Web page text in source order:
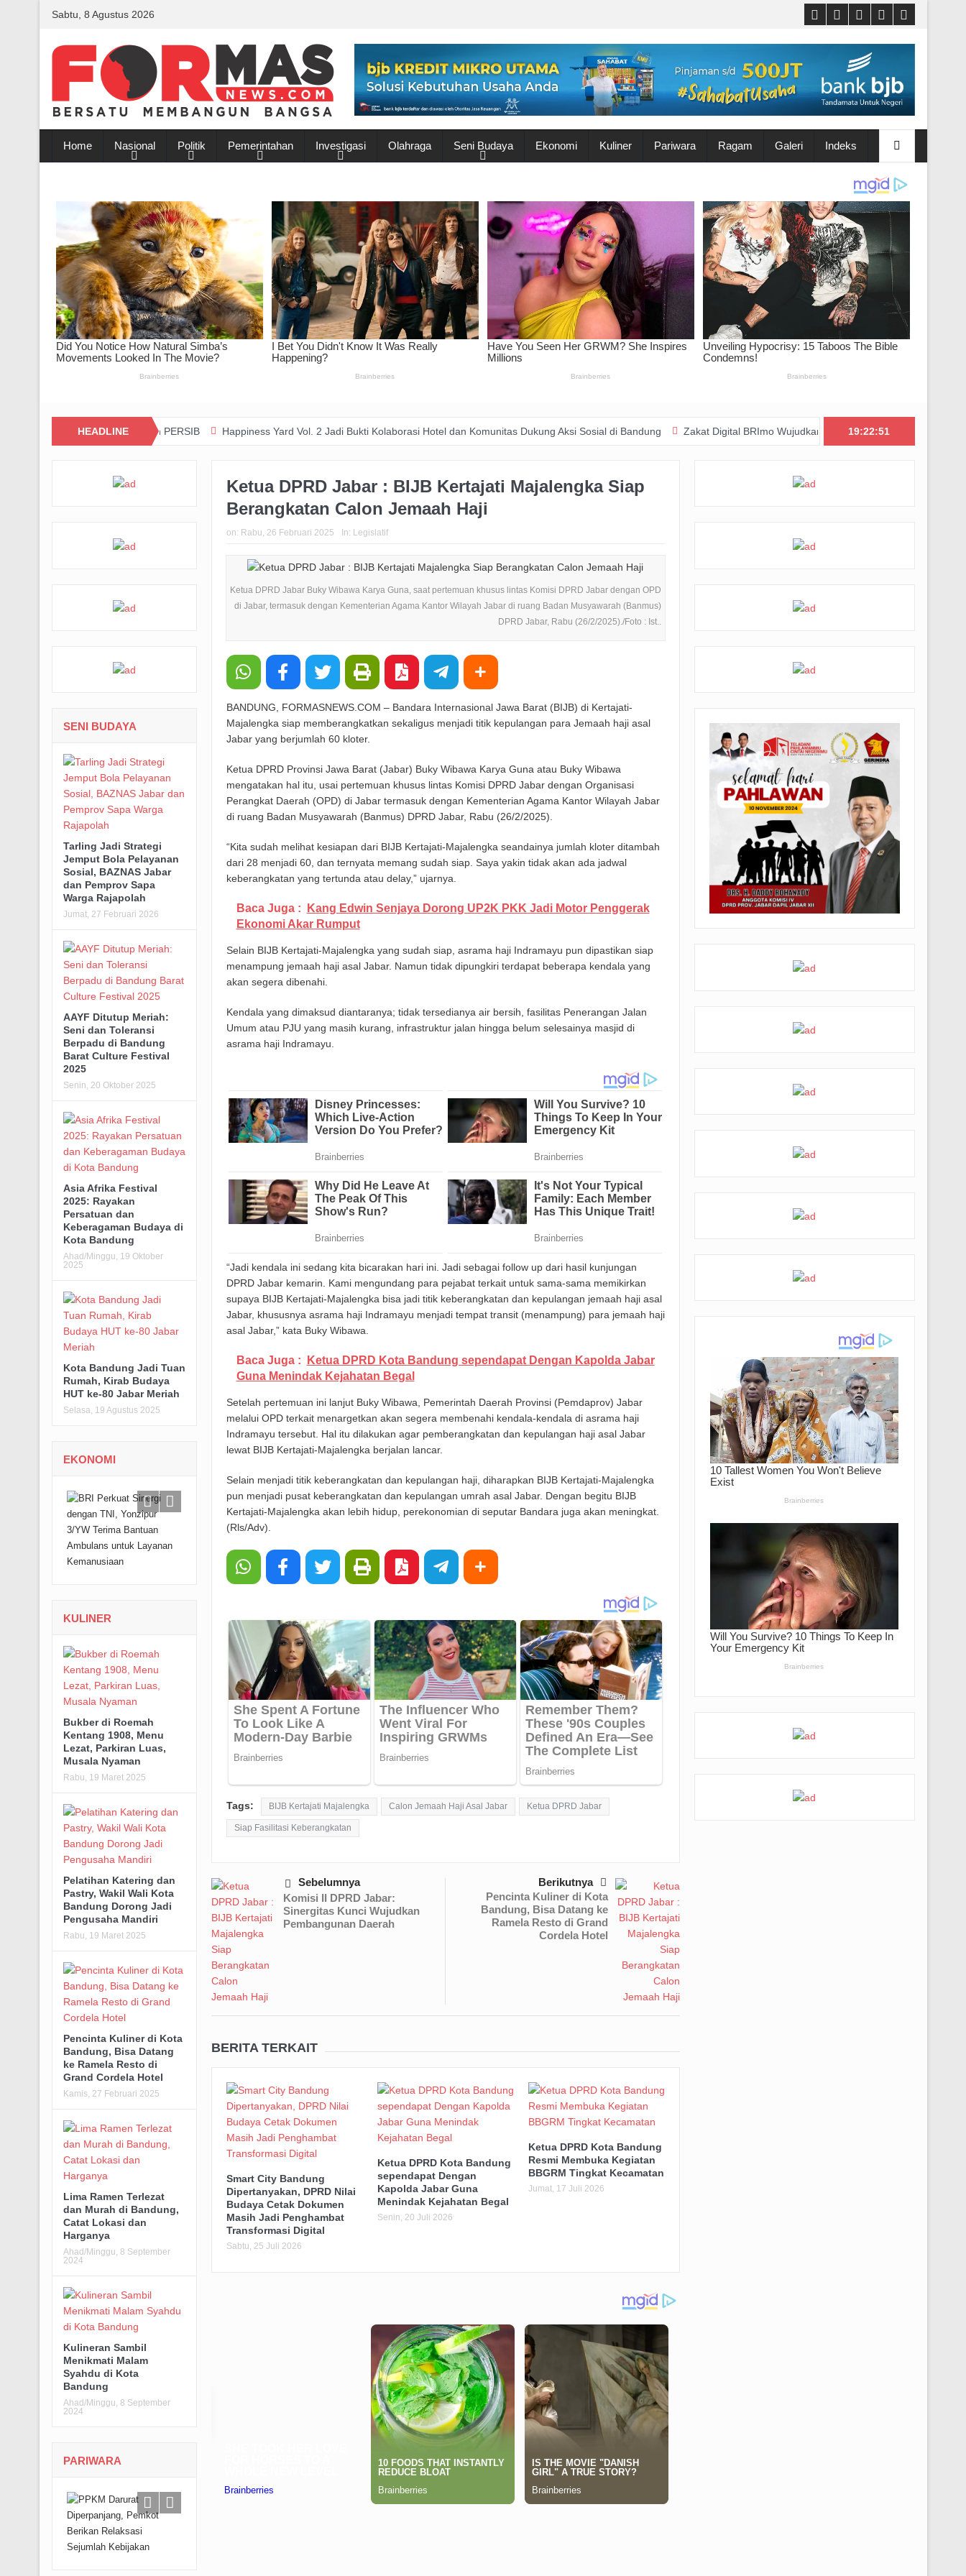
Sabtu, 8 Agustus 2026
Home Nasional Politik Pemerintahan Investigasi Olahraga Seni Budaya Ekonomi Kuliner Pariwara Ragam Galeri Indeks
HEADLINE
Kolaborasi dengan PERSIB Happiness Yard Vol. 2 Jadi Bukti Kolaborasi Hotel dan Komunitas Dukung Aksi Sosial di Bandung Zakat Digital BRImo Wujudkan Kepedulian, BAZNAS Jabar Pastikan
19:22:52
Ketua DPRD Jabar : BIJB Kertajati Majalengka Siap
Berangkatan Calon Jemaah Haji
on: Rabu, 26 Februari 2025 In: Legislatif
Ketua DPRD Jabar Buky Wibawa Karya Guna, saat pertemuan khusus lintas Komisi DPRD Jabar dengan OPD
di Jabar, termasuk dengan Kementerian Agama Kantor Wilayah Jabar di ruang Badan Musyawarah (Banmus)
DPRD Jabar, Rabu (26/2/2025)./Foto : Ist..
BANDUNG, FORMASNEWS.COM – Bandara Internasional Jawa Barat (BIJB) di Kertajati-
Majalengka siap memberangkatkan sekaligus menjadi titik kepulangan para Jemaah haji asal
Jabar yang berjumlah 60 kloter.
Ketua DPRD Provinsi Jawa Barat (Jabar) Buky Wibawa Karya Guna atau Buky Wibawa
mengatakan hal itu, usai pertemuan khusus lintas Komisi DPRD Jabar dengan Organisasi
Perangkat Daerah (OPD) di Jabar termasuk dengan Kementerian Agama Kantor Wilayah Jabar
di ruang Badan Musyawarah (Banmus) DPRD Jabar, Rabu (26/2/2025).
“Kita sudah melihat kesiapan dari BIJB Kertajati-Majalengka seandainya jumlah kloter ditambah
dari 28 menjadi 60, dan ternyata memang sudah siap. Saya yakin tidak akan ada jadwal
keberangkatan yang tertunda atau delay,” ujarnya.
Baca Juga :
Kang Edwin Senjaya Dorong UP2K PKK Jadi Motor Penggerak
Ekonomi Akar Rumput
Selain BIJB Kertajati-Majalengka yang sudah siap, asrama haji Indramayu pun dipastikan siap
menampung jemaah haji asal Jabar. Namun tidak dipungkiri terdapat beberapa kendala yang
akan segera dibenahi.
Kendala yang dimaksud diantaranya; tidak tersedianya air bersih, fasilitas Penerangan Jalan
Umum atau PJU yang masih kurang, infrastruktur jalan hingga belum selesainya masjid di
asrama haji Indramayu.
“Jadi kendala ini sedang kita bicarakan hari ini. Jadi sebagai follow up dari hasil kunjungan
DPRD Jabar kemarin. Kami mengundang para pejabat terkait untuk sama-sama memikirkan
supaya BIJB Kertajati-Majalengka bisa jadi titik keberangkatan dan kepulangan jemaah haji asal
Jabar, khususnya asrama haji Indramayu menjadi tempat transit (menampung) para jemaah haji
asal Jabar,” kata Buky Wibawa.
Baca Juga :
Ketua DPRD Kota Bandung sependapat Dengan Kapolda Jabar
Guna Menindak Kejahatan Begal
Setelah pertemuan ini lanjut Buky Wibawa, Pemerintah Daerah Provinsi (Pemdaprov) Jabar
melalui OPD terkait menargetkan akan segera membenahi kendala-kendala di asrama haji
Indramayu tersebut. Hal itu dilakukan agar pemberangkatan dan kepulangan haji asal Jabar
lewat BIJB Kertajati-Majalengka berjalan lancar.
Selain menjadi titik keberangkatan dan kepulangan haji, diharapkan BIJB Kertajati-Majalengka
pun menjadi pusat keberangkatan dan kepulangan umrah asal Jabar. Dengan begitu BIJB
Kertajati-Majalengka akan lebih hidup, perekonomian di seputar Bandara juga akan meningkat.
(Rls/Adv).
Tags: BIJB Kertajati Majalengka Calon Jemaah Haji Asal Jabar Ketua DPRD Jabar
Siap Fasilitasi Keberangkatan
Sebelumnya
Komisi II DPRD Jabar:
Sinergitas Kunci Wujudkan
Pembangunan Daerah
Berikutnya
Pencinta Kuliner di Kota
Bandung, Bisa Datang ke
Ramela Resto di Grand
Cordela Hotel
BERITA TERKAIT
Smart City Bandung
Dipertanyakan, DPRD Nilai
Budaya Cetak Dokumen
Masih Jadi Penghambat
Transformasi Digital
Sabtu, 25 Juli 2026
Ketua DPRD Kota Bandung
sependapat Dengan
Kapolda Jabar Guna
Menindak Kejahatan Begal
Senin, 20 Juli 2026
Ketua DPRD Kota Bandung
Resmi Membuka Kegiatan
BBGRM Tingkat Kecamatan
Jumat, 17 Juli 2026
SENI BUDAYA
Tarling Jadi Strategi
Jemput Bola Pelayanan
Sosial, BAZNAS Jabar
dan Pemprov Sapa
Warga Rajapolah
Jumat, 27 Februari 2026
AAYF Ditutup Meriah:
Seni dan Toleransi
Berpadu di Bandung
Barat Culture Festival
2025
Senin, 20 Oktober 2025
Asia Afrika Festival
2025: Rayakan
Persatuan dan
Keberagaman Budaya di
Kota Bandung
Ahad/Minggu, 19 Oktober
2025
Kota Bandung Jadi Tuan
Rumah, Kirab Budaya
HUT ke-80 Jabar Meriah
Selasa, 19 Agustus 2025
EKONOMI
KULINER
Bukber di Roemah
Kentang 1908, Menu
Lezat, Parkiran Luas,
Musala Nyaman
Rabu, 19 Maret 2025
Pelatihan Katering dan
Pastry, Wakil Wali Kota
Bandung Dorong Jadi
Pengusaha Mandiri
Rabu, 19 Maret 2025
Pencinta Kuliner di Kota
Bandung, Bisa Datang
ke Ramela Resto di
Grand Cordela Hotel
Kamis, 27 Februari 2025
Lima Ramen Terlezat
dan Murah di Bandung,
Catat Lokasi dan
Harganya
Ahad/Minggu, 8 September
2024
Kulineran Sambil
Menikmati Malam
Syahdu di Kota
Bandung
Ahad/Minggu, 8 September
2024
PARIWARA